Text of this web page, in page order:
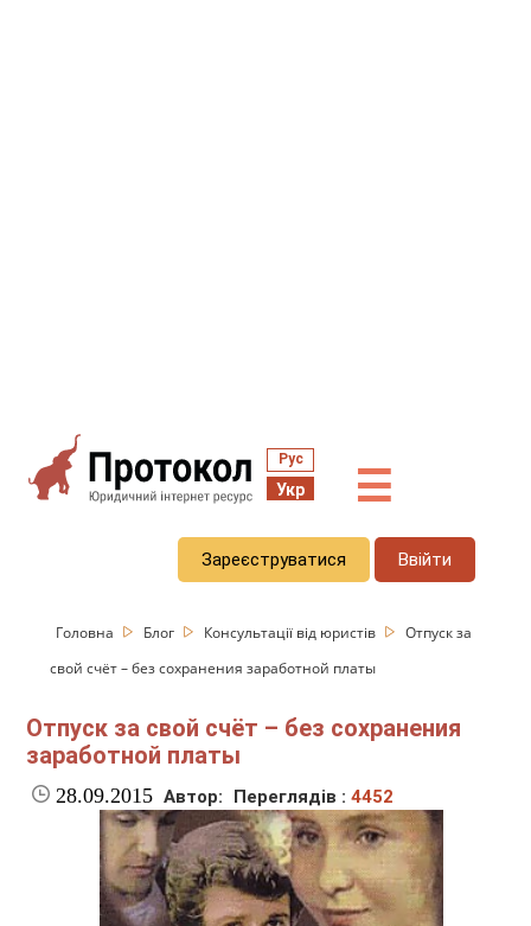
Рус
Укр ☰
Зареєструватися Ввійти
Головна Блог Консультації від юристів
Отпуск за
свой счёт – без сохранения заработной платы
Отпуск за свой счёт – без сохранения
заработной платы
28.09.2015 Автор: Переглядів :4452